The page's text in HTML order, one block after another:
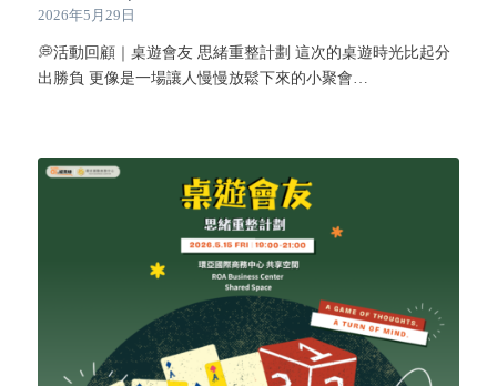
2026年5月29日
💭活動回顧｜桌遊會友 思緒重整計劃 這次的桌遊時光比起分
出勝負 更像是一場讓人慢慢放鬆下來的小聚會…